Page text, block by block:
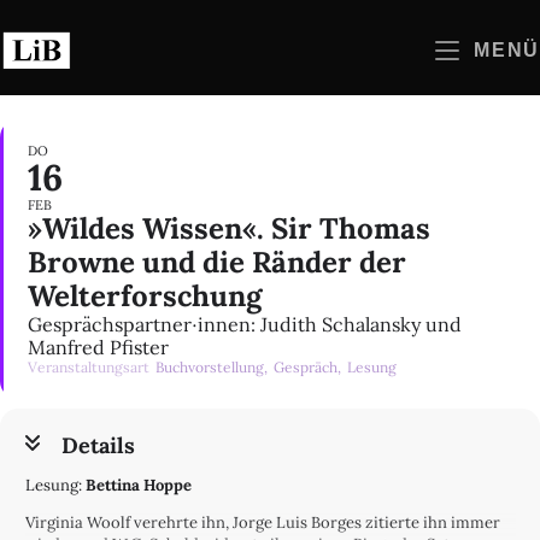
Inhalt
springen
MENÜ
DO
16
FEB
»Wildes Wissen«. Sir Thomas
Browne und die Ränder der
Welterforschung
Gesprächspartner∙innen: Judith Schalansky und
Manfred Pfister
Veranstaltungsart Buchvorstellung, Gespräch, Lesung
Details
Lesung:Bettina Hoppe
Virginia Woolf verehrte ihn, Jorge Luis Borges zitierte ihn immer